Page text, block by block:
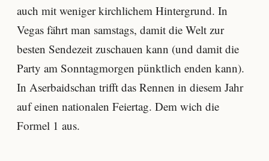
auch mit weniger kirchlichem Hintergrund. In
Vegas fährt man samstags, damit die Welt zur
besten Sendezeit zuschauen kann (und damit die
Party am Sonntagmorgen pünktlich enden kann).
In Aserbaidschan trifft das Rennen in diesem Jahr
auf einen nationalen Feiertag. Dem wich die
Formel 1 aus.